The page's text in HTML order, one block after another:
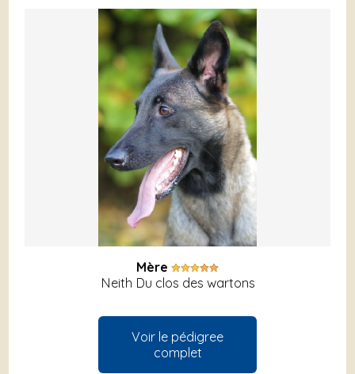
Mère
Neith Du clos des wartons
Voir le pédigree
complet